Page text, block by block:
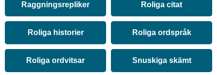
Raggningsrepliker Roliga citat
Roliga historier Roliga ordspråk
Roliga ordvitsar Snuskiga skämt